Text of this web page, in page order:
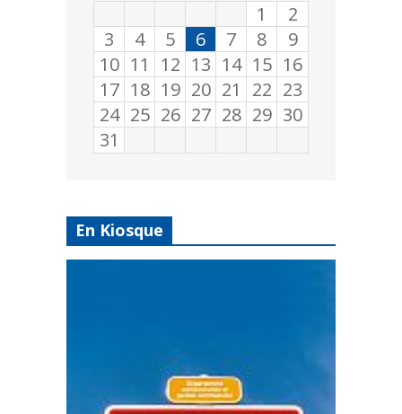
1
2
3
4 5 6 7 8
9
10 11 12 13 14 15 16
17 18 19 20 21 22 23
24 25 26 27 28 29 30
31
En Kiosque